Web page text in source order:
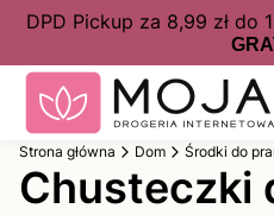
DPD Pickup za 8,99 zł do
Strona główna Dom Środki do
Chusteczki